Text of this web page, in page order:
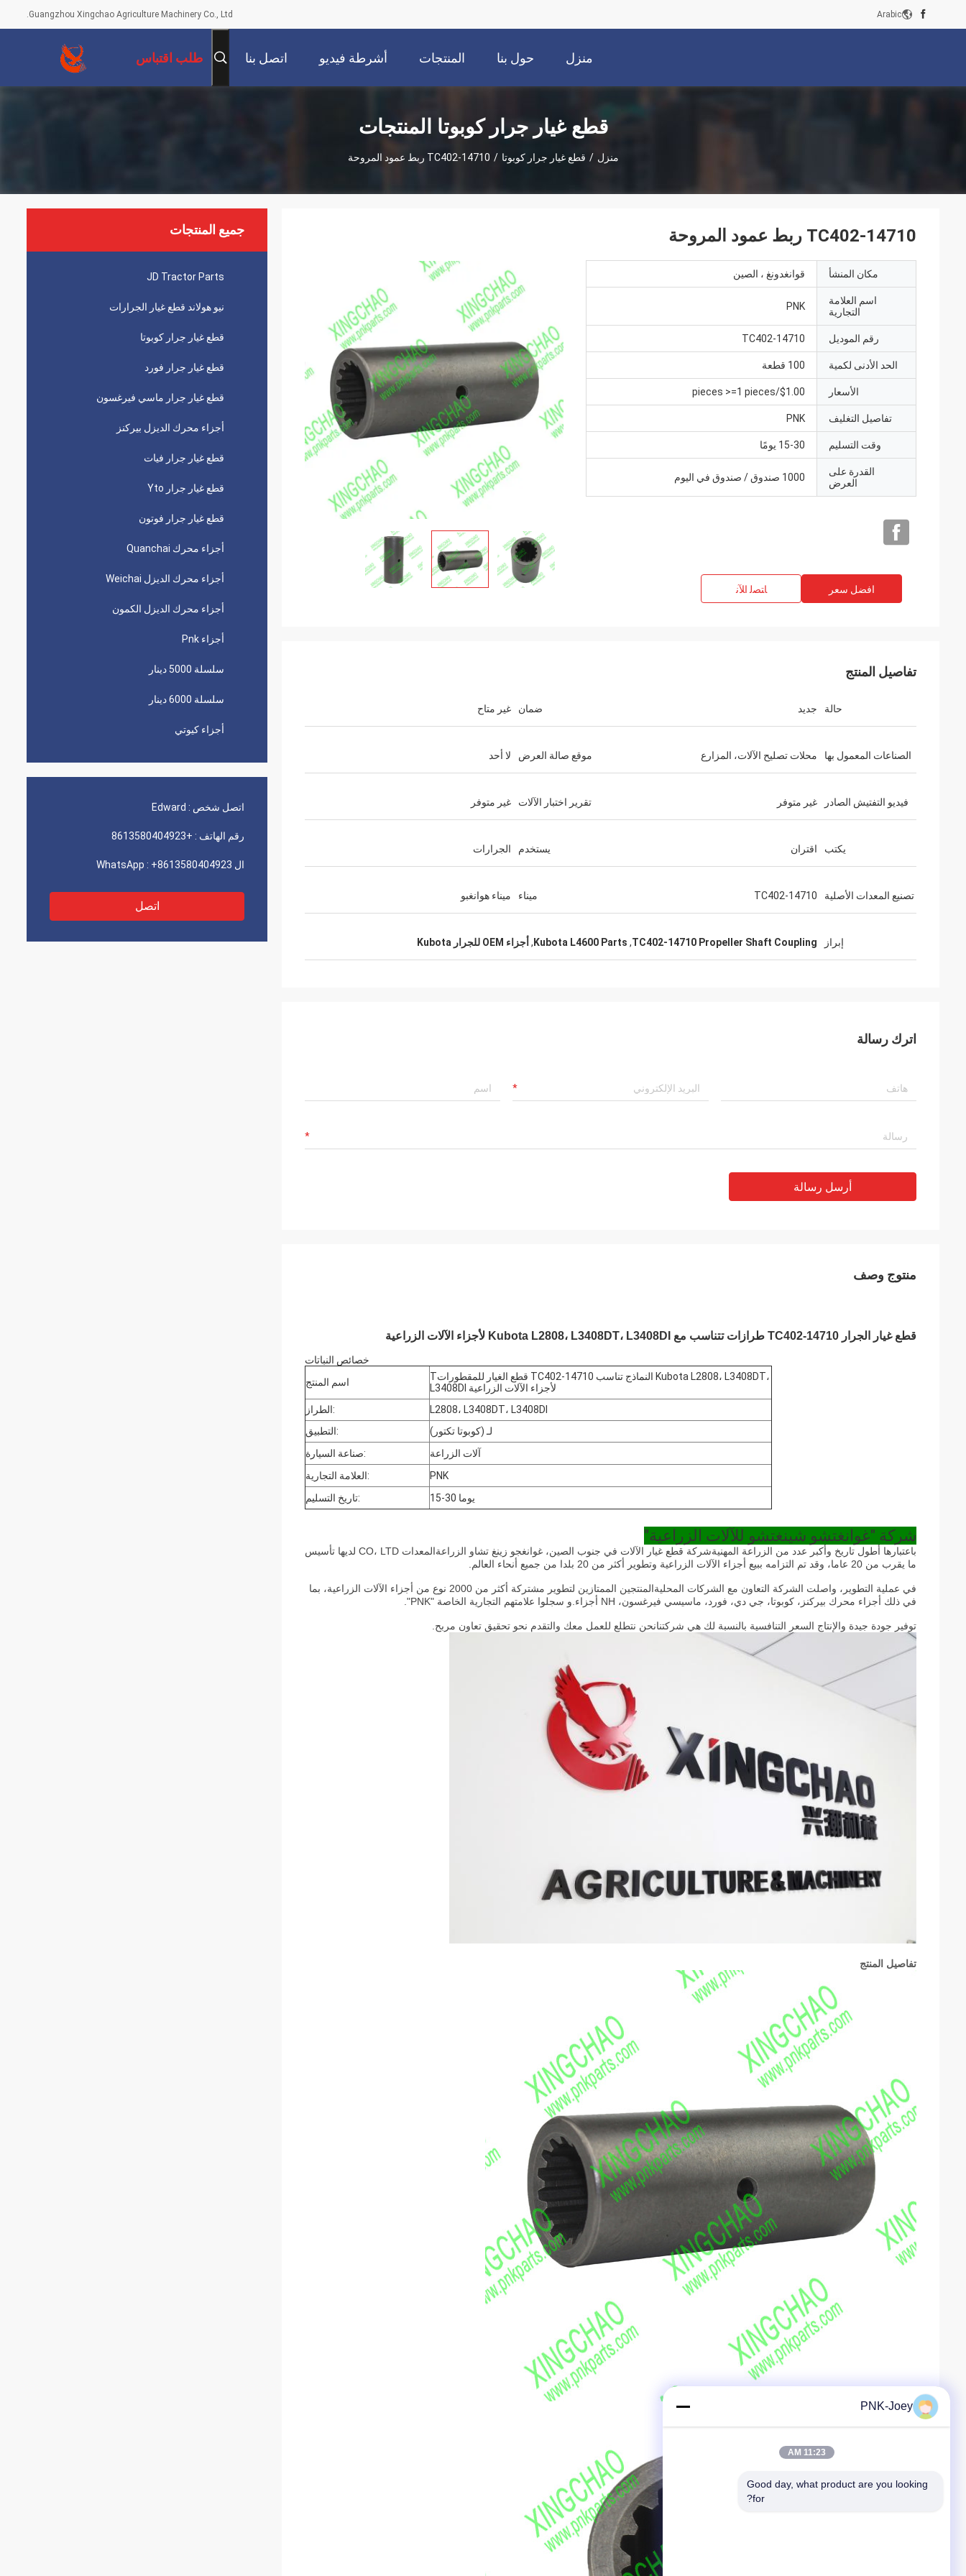
Guangzhou Xingchao Agriculture Machinery Co., Ltd. Arabic
منزل حول بنا المنتجات أشرطة فيديو اتصل بنا طلب اقتباس
قطع غيار جرار كوبوتا المنتجات
منزل / قطع غيار جرار كوبوتا / TC402-14710 ربط عمود المروحة
جميع المنتجات
JD Tractor Parts
نيو هولاند قطع غيار الجرارات
قطع غيار جرار كوبوتا
قطع غيار جرار فورد
قطع غيار جرار ماسي فيرغسون
أجزاء محرك الديزل بيركنز
قطع غيار جرار فيات
قطع غيار جرار Yto
قطع غيار جرار فوتون
أجزاء محرك Quanchai
أجزاء محرك الديزل Weichai
أجزاء محرك الديزل الكمون
أجزاء Pnk
سلسلة 5000 دينار
سلسلة 6000 دينار
أجزاء كيوتي
اتصل شخص : Edward
رقم الهاتف : +8613580404923
ال WhatsApp : +8613580404923
اتصل
TC402-14710 ربط عمود المروحة
مكان المنشأ قوانغدونغ ، الصين
اسم العلامة
التجارية
PNK
رقم الموديل TC402-14710
الحد الأدنى لكمية 100 قطعة
الأسعار $1.00/pieces >=1 pieces
تفاصيل التغليف PNK
وقت التسليم 15-30 يومًا
القدرة على
العرض
1000 صندوق / صندوق في اليوم
افضل سعر ﺎﺘﺼﻟ ﺍﻶﻧ
تفاصيل المنتج
حالة جديد ضمان غير متاح
الصناعات المعمول بها محلات تصليح الآلات، المزارع موقع صالة العرض لا أحد
فيديو التفتيش الصادر غير متوفر تقرير اختبار الآلات غير متوفر
يكتب اقتران يستخدم الجرارات
تصنيع المعدات الأصلية TC402-14710 ميناء ميناء هوانغبو
إبراز TC402-14710 Propeller Shaft Coupling
,
Kubota L4600 Parts
, أجزاء OEM للجرار Kubota
اترك رسالة
أرسل رسالة
منتوج وصف
قطع غيار الجرار TC402-14710 طرازات تتناسب مع Kubota L2808، L3408DT، L3408DI لأجزاء الآلات الزراعية
خصائص النباتات
اسم المنتج
Tقطع الغيار للمقطورات TC402-14710 النماذج تناسب Kubota L2808، L3408DT،
L3408DI لأجزاء الآلات الزراعية
الطراز:
L2808، L3408DT، L3408DI
التطبيق:
لـ (كوبوتا تكتور)
صناعة السيارة:
آلات الزراعة
العلامة التجارية:
PNK
تاريخ التسليم:
15-30 يوما
شركة "غوانغتشو شينغتشو للآلات الزراعية"
باعتبارها أطول تاريخ وأكبر عدد من الزراعة المهنيةشركة قطع غيار الآلات في جنوب الصين، غوانغجو زينغ تشاو الزراعة
المعدات CO، LTD لديها تأسيس
ما يقرب من 20 عاما، وقد تم التزامه ببيع أجزاء الآلات الزراعية وتطوير أكثر من 20 بلدا من جميع أنحاء العالم.
في عملية التطوير، واصلت الشركة التعاون مع الشركات المحلية
المنتجين الممتازين لتطوير مشتركة أكثر من 2000 نوع من أجزاء الآلات الزراعية، بما
في ذلك أجزاء محرك بيركنز، كوبوتا، جي دي، فورد، ماسيسي فيرغسون، NH أجزاء.و سجلوا علامتهم التجارية الخاصة "PNK".
توفير جودة جيدة والإنتاج السعر التنافسية بالنسبة لك هي شركتنانحن نتطلع للعمل معك والتقدم نحو تحقيق تعاون مربح.
تفاصيل المنتج
PNK-Joey
11:23 AM
Good day, what product are you looking
for?